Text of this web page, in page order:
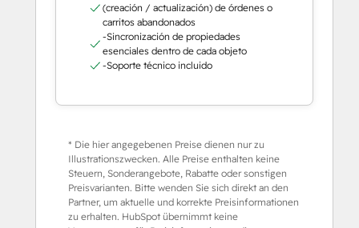
(creación / actualización) de órdenes o
carritos abandonados
-Sincronización de propiedades
esenciales dentro de cada objeto
-Soporte técnico incluido
* Die hier angegebenen Preise dienen nur zu
Illustrationszwecken. Alle Preise enthalten keine
Steuern, Sonderangebote, Rabatte oder sonstigen
Preisvarianten. Bitte wenden Sie sich direkt an den
Partner, um aktuelle und korrekte Preisinformationen
zu erhalten. HubSpot übernimmt keine